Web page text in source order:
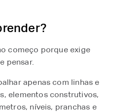
começo porque exige
pensar.
apenas com linhas e
elementos construtivos,
níveis, pranchas e